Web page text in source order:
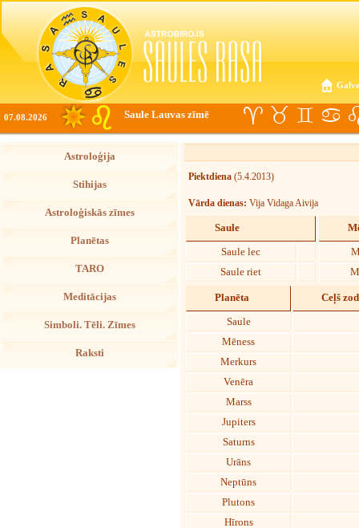
07.08.2026 Saule Lauvas zīmē
Astroloģija
Stihijas
Astroloģiskās zīmes
Planētas
TARO
Meditācijas
Simboli. Tēli. Zīmes
Raksti
Piektdiena (5.4.2013)
Vārda dienas: Vija Vidaga Aivija
Saule
Saule lec
Saule riet
Planēta Ceļš
Saule
Mēness
Merkurs
Venēra
Marss
Jupiters
Saturns
Urāns
Neptūns
Plutons
Hīrons